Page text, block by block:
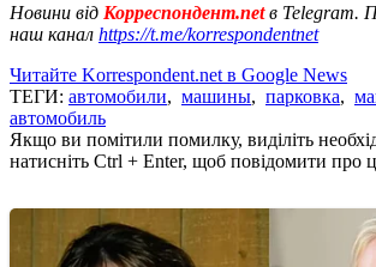
Новини від Корреспондент.netв Telegram.
наш канал https://t.me/korrespondentnet
Читайте Korrespondent.net в Google News
ТЕГИ: автомобили, машины, парковка,
автомобиль
Якщо ви помітили помилку, виділіть
натисніть Ctrl + Enter, щоб повідомити про